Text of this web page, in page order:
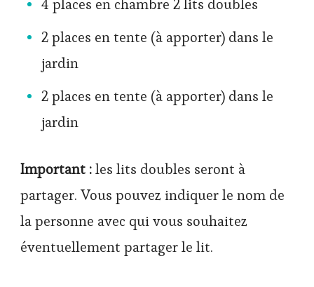
4 places en chambre 2 lits doubles
2 places en tente (à apporter) dans le
jardin
2 places en tente (à apporter) dans le
jardin
Important :les lits doubles seront à
partager. Vous pouvez indiquer le nom de
la personne avec qui vous souhaitez
éventuellement partager le lit.